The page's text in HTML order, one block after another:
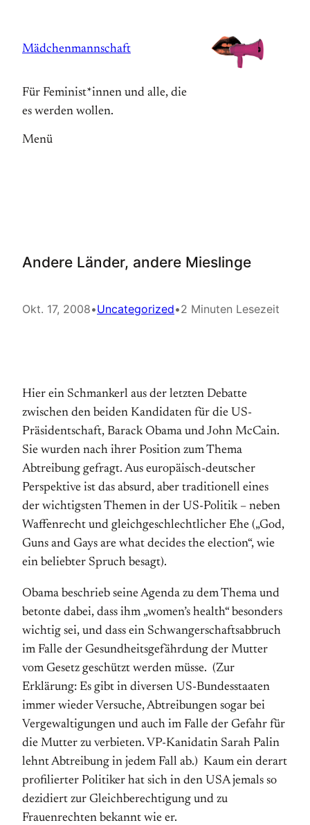
springen
Mädchenmannschaft
Für Feminist*innen und alle, die
es werden wollen.
Menü
Andere Länder, andere Mieslinge
Okt. 17, 2008•Uncategorized•2 Minuten Lesezeit
Hier ein Schmankerl aus der letzten Debatte
zwischen den beiden Kandidaten für die US-
Präsidentschaft, Barack Obama und John McCain.
Sie wurden nach ihrer Position zum Thema
Abtreibung gefragt. Aus europäisch-deutscher
Perspektive ist das absurd, aber traditionell eines
der wichtigsten Themen in der US-Politik – neben
Waffenrecht und gleichgeschlechtlicher Ehe („God,
Guns and Gays are what decides the election“, wie
ein beliebter Spruch besagt).
Obama beschrieb seine Agenda zu dem Thema und
betonte dabei, dass ihm „women’s health“ besonders
wichtig sei, und dass ein Schwangerschaftsabbruch
im Falle der Gesundheitsgefährdung der Mutter
vom Gesetz geschützt werden müsse. (Zur
Erklärung: Es gibt in diversen US-Bundesstaaten
immer wieder Versuche, Abtreibungen sogar bei
Vergewaltigungen und auch im Falle der Gefahr für
die Mutter zu verbieten. VP-Kanidatin Sarah Palin
lehnt Abtreibung in jedem Fall ab.) Kaum ein derart
profilierter Politiker hat sich in den USA jemals so
dezidiert zur Gleichberechtigung und zu
Frauenrechten bekannt wie er.